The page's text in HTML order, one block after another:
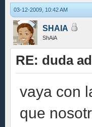
03-12-2009, 10:42 AM
SHAIA
ShAiA
RE: duda
vaya con
que